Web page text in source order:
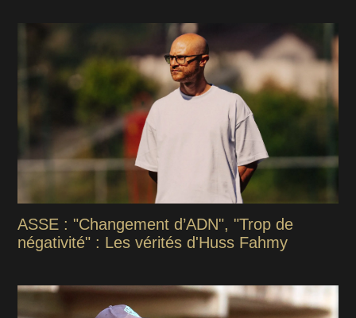
ASSE : "Changement d’ADN", "Trop de
négativité" : Les vérités d'Huss Fahmy